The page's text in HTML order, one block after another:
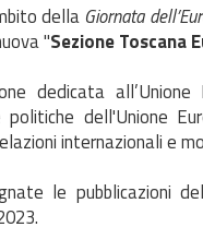
della Giornata
"Sezione Toscana
dedicata all’Unione
dell'Unione
internazionali e
le pubblicazioni